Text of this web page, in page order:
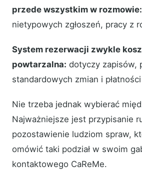
przede wszystkim w rozmowie:
nietypowych zgłoszeń, pracy z
System rezerwacji zwykle
powtarzalna: dotyczy zapisów,
standardowych zmian i
Nie trzeba jednak wybierać
Najważniejsze jest przypisanie
pozostawienie ludziom spraw,
omówić taki podział w swoim
kontaktowego CaReMe.